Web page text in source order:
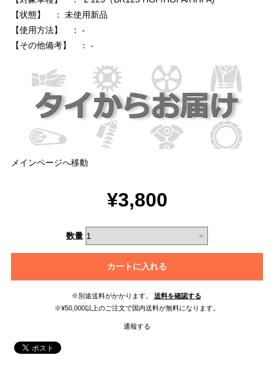
【状態】 ： 未使用新品
【使用方法】 ： -
【その他備考】 ： -
メインページへ移動
¥3,800
数量
カートに入れる
※別途送料がかかります。
送料を確認する
※¥50,000以上のご注文で国内送料が無料になります。
通報する